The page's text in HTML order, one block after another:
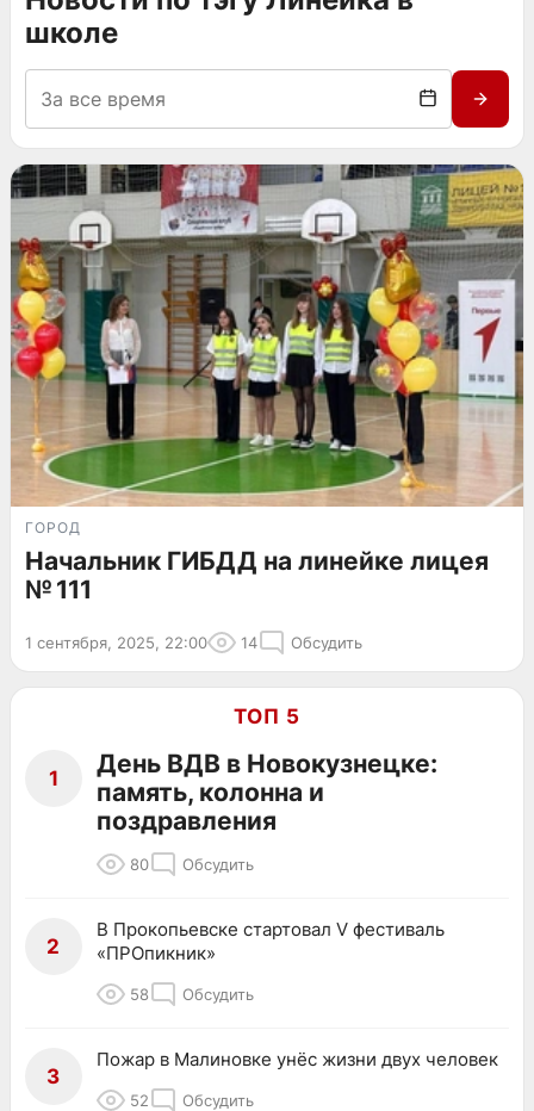
школе
ГОРОД
Начальник ГИБДД на линейке лицея
№ 111
1 сентября, 2025, 22:00 14 Обсудить
ТОП 5
1
День ВДВ в Новокузнецке:
память, колонна и
поздравления
80 Обсудить
2
В Прокопьевске стартовал V фестиваль
«ПРОпикник»
58 Обсудить
3
Пожар в Малиновке унёс жизни двух человек
52 Обсудить